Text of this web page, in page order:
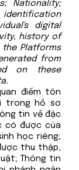
Nationality;
identification
digital
history of
Platforms
from
on these
điểm tôn
trong hồ sơ
tin về đặc
có được của
học riêng;
thu thập,
Thông tin